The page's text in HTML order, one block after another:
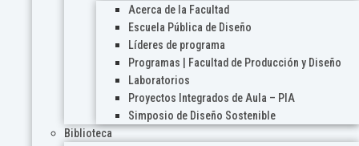
Acerca de la Facultad
Escuela Pública de Diseño
Líderes de programa
Programas | Facultad de Producción y Diseño
Laboratorios
Proyectos Integrados de Aula – PIA
Simposio de Diseño Sostenible
Biblioteca